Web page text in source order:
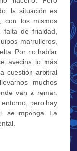
la situación es
con los mismos
de frialdad,
marrulleros,
Por no hablar
avecina lo más
cuestión arbitral
muchos
van a remar.
pero hay
se imponga. La